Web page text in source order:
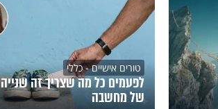
טורים אישיים - כללי
לפעמים כל מה שצריך זה שנייה
של מחשבה